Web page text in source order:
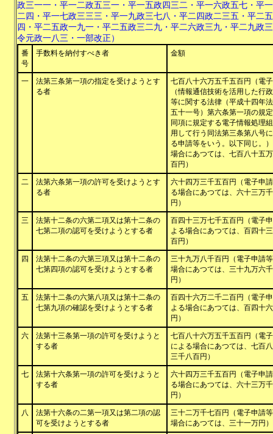
政三一一・平一二政五三一・平一五政四三二・平一六政五七・平
二四・平一七政三三三・平一九政三七八・平二四政二三五・平二
四・平二五政一九一・平二五政三二九・平二六政三九・平二九政
令元政一八三・一部改正）
番
号
手数料を納付すべき者 金額
一
法第三条第一項の指定を受けようとす
る者
七百八十六万五千五百円（電
（情報通信技術を活用した行
等に関する法律（平成十四年
五十一号）第六条第一項の規
同項に規定する電子情報処理
用して行う同法第三条第八号
る申請等をいう。以下同じ。
場合にあつては、七百八十五
百円）
二
法第六条第一項の許可を受けようとす
る者
六十四万三千五百円（電子申
る場合にあつては、六十三万
円）
三
法第十二条の六第二項又は第十二条の
七第二項の認可を受けようとする者
百四十三万七千五百円（電子
よる場合にあつては、百四十
百円）
四
法第十二条の六第三項又は第十二条の
七第四項の認可を受けようとする者
三十九万八千百円（電子申請
場合にあつては、三十九万六
円）
五
法第十二条の六第八項又は第十二条の
七第九項の確認を受けようとする者
百四十六万二千二百円（電子
よる場合にあつては、百四十
円）
六
法第十三条第一項の許可を受けようと
する者
七百八十六万五千五百円（電
による場合にあつては、七百
三千八百円）
七
法第十六条第一項の許可を受けようと
する者
六十四万三千五百円（電子申
る場合にあつては、六十三万
円）
八
法第十六条の二第一項又は第二項の認
可を受けようとする者
三十二万千七百円（電子申請
場合にあつては、三十一万円）